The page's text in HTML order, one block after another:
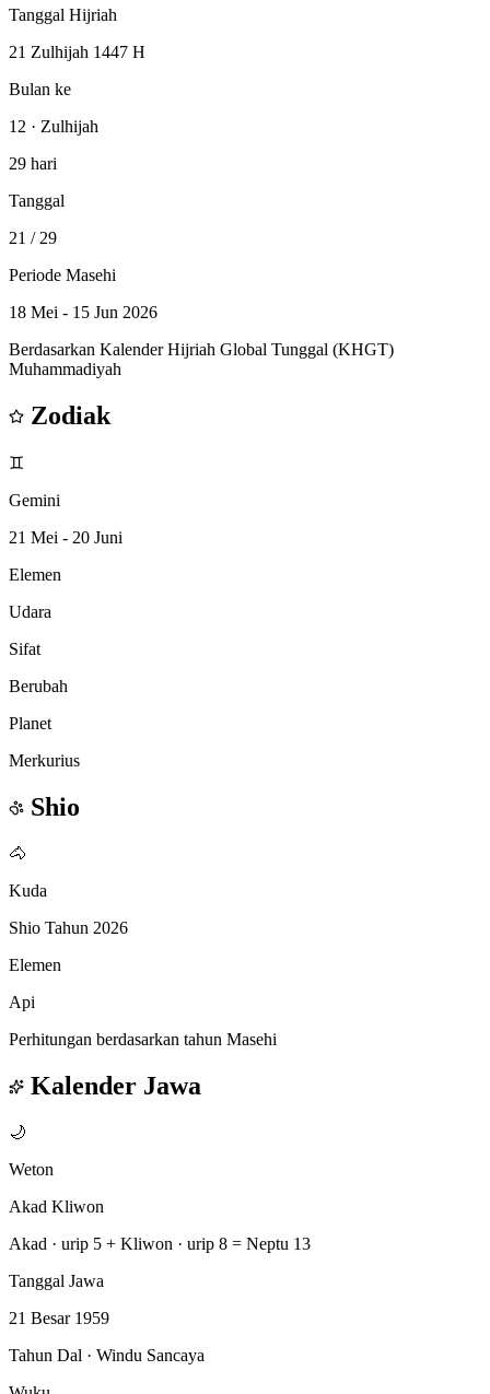
Tanggal Hijriah
21 Zulhijah 1447 H
Bulan ke
12 · Zulhijah
29 hari
Tanggal
21 / 29
Periode Masehi
18 Mei - 15 Jun 2026
Berdasarkan Kalender Hijriah Global Tunggal (KHGT)
Muhammadiyah
Zodiak
♊
Gemini
21 Mei - 20 Juni
Elemen
Udara
Sifat
Berubah
Planet
Merkurius
Shio
🐴
Kuda
Shio Tahun 2026
Elemen
Api
Perhitungan berdasarkan tahun Masehi
Kalender Jawa
🌙
Weton
Akad Kliwon
Akad · urip 5 + Kliwon · urip 8 = Neptu 13
Tanggal Jawa
21 Besar 1959
Tahun Dal · Windu Sancaya